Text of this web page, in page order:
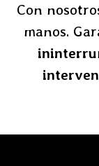
Con
manos.